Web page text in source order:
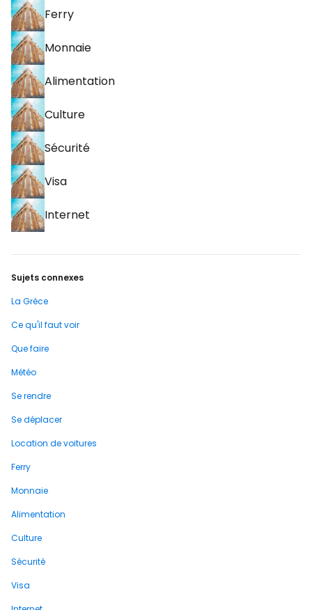
Ferry
Monnaie
Alimentation
Culture
Sécurité
Visa
Internet
Sujets connexes
La Grèce
Ce qu'il faut voir
Que faire
Météo
Se rendre
Se déplacer
Location de voitures
Ferry
Monnaie
Alimentation
Culture
Sécurité
Visa